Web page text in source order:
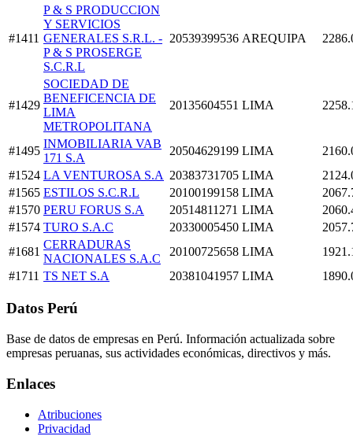
#1411
P & S PRODUCCION
Y SERVICIOS
GENERALES S.R.L. -
P & S PROSERGE
S.C.R.L
20539399536 AREQUIPA
#1429
SOCIEDAD DE
BENEFICENCIA DE
LIMA
METROPOLITANA
20135604551 LIMA
#1495
INMOBILIARIA VAB
171 S.A
20504629199 LIMA
#1524 LA VENTUROSA S.A 20383731705 LIMA
#1565 ESTILOS S.C.R.L 20100199158 LIMA
#1570 PERU FORUS S.A 20514811271 LIMA
#1574 TURO S.A.C 20330005450 LIMA
#1681
CERRADURAS
NACIONALES S.A.C
20100725658 LIMA
#1711 TS NET S.A 20381041957 LIMA
Datos Perú
Base de datos de empresas en Perú. Información actualizada sobre
empresas peruanas, sus actividades económicas, directivos y más.
Enlaces
Atribuciones
Privacidad